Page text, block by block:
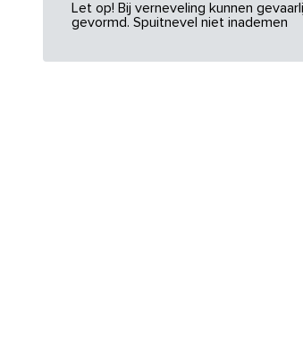
Let op! Bij verneveling kunnen
gevormd. Spuitnevel niet inademen